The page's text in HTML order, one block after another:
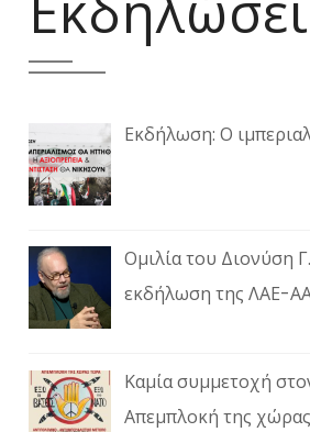
Εκδήλωση: Ο
Ομιλία του Διονύση
εκδήλωση της ΛΑΕ-
Καμία συμμετοχή
Απεμπλοκή της